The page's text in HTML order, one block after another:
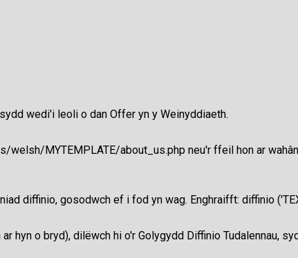
wedi'i leoli o dan Offer yn y Weinyddiaeth.
MYTEMPLATE/about_us.php neu'r ffeil hon ar
diffinio, gosodwch ef i fod yn wag. Enghraifft: diffinio
hyn o bryd), dilëwch hi o'r Golygydd Diffinio Tudalennau,